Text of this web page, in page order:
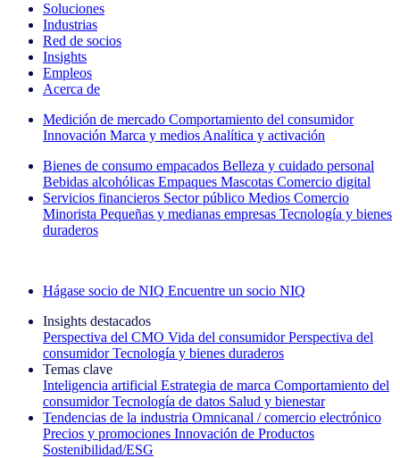
Soluciones
Industrias
Red de socios
Insights
Empleos
Acerca de
Medición de mercado Comportamiento del consumidor
Innovación Marca y medios Analítica y activación
Bienes de consumo empacados Belleza y cuidado personal
Bebidas alcohólicas Empaques Mascotas Comercio digital
Servicios financieros Sector público Medios Comercio
Minorista Pequeñas y medianas empresas Tecnología y bienes
duraderos
Hágase socio de NIQ Encuentre un socio NIQ
Insights destacados
Perspectiva del CMO Vida del consumidor Perspectiva del
consumidor Tecnología y bienes duraderos
Temas clave
Inteligencia artificial Estrategia de marca Comportamiento del
consumidor Tecnología de datos Salud y bienestar
Tendencias de la industria Omnicanal / comercio electrónico
Precios y promociones Innovación de Productos
Sostenibilidad/ESG